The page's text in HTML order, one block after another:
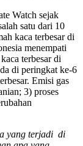
Watch sejak
satu dari 10
kaca terbesar di
menempati
terbesar di
di peringkat ke-6
Emisi gas
3) proses
yang terjadi di